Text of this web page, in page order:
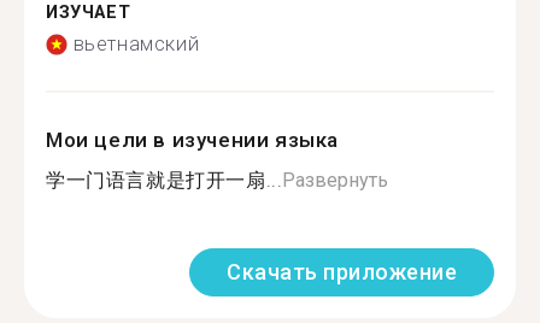
ИЗУЧАЕТ
вьетнамский
Мои цели в изучении языка
学一门语言就是打开一扇...Развернуть
Скачать приложение